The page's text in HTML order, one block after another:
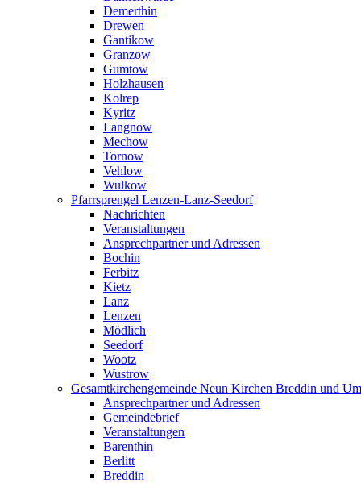
Demerthin
Drewen
Gantikow
Granzow
Gumtow
Holzhausen
Kolrep
Kyritz
Langnow
Mechow
Tornow
Vehlow
Wulkow
Pfarrsprengel Lenzen-Lanz-Seedorf
Nachrichten
Veranstaltungen
Ansprechpartner und Adressen
Bochin
Ferbitz
Kietz
Lanz
Lenzen
Mödlich
Seedorf
Wootz
Wustrow
Gesamtkirchengemeinde Neun Kirchen Breddin und
Ansprechpartner und Adressen
Gemeindebrief
Veranstaltungen
Barenthin
Berlitt
Breddin